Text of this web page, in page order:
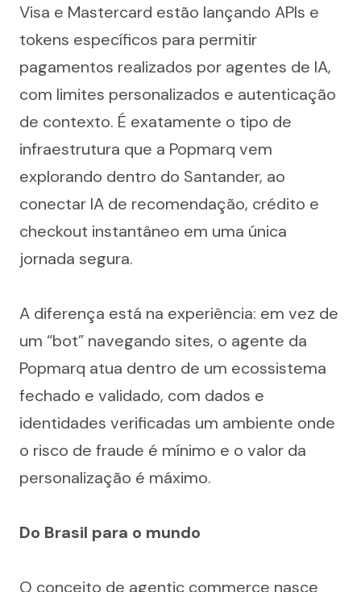
Visa e Mastercard estão lançando APIs e
tokens específicos para permitir
pagamentos realizados por agentes de IA,
com limites personalizados e autenticação
de contexto. É exatamente o tipo de
infraestrutura que a Popmarq vem
explorando dentro do Santander, ao
conectar IA de recomendação, crédito e
checkout instantâneo em uma única
jornada segura.
A diferença está na experiência: em vez de
um “bot” navegando sites, o agente da
Popmarq atua dentro de um ecossistema
fechado e validado, com dados e
identidades verificadas um ambiente onde
o risco de fraude é mínimo e o valor da
personalização é máximo.
Do Brasil para o mundo
O conceito de agentic commerce nasce